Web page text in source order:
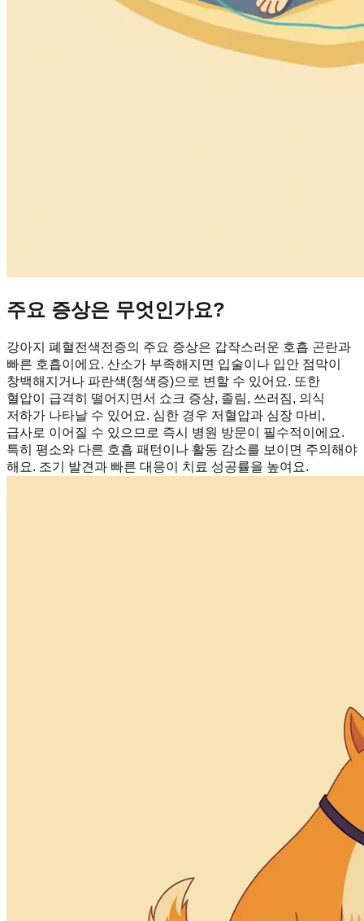
주요 증상은 무엇인가요?
강아지 폐혈전색전증의 주요 증상은 갑작스러운 호흡 곤란과
빠른 호흡이에요. 산소가 부족해지면 입술이나 입안 점막이
창백해지거나 파란색(청색증)으로 변할 수 있어요. 또한
혈압이 급격히 떨어지면서 쇼크 증상, 졸림, 쓰러짐, 의식
저하가 나타날 수 있어요. 심한 경우 저혈압과 심장 마비,
급사로 이어질 수 있으므로 즉시 병원 방문이 필수적이에요.
특히 평소와 다른 호흡 패턴이나 활동 감소를 보이면 주의해야
해요. 조기 발견과 빠른 대응이 치료 성공률을 높여요.